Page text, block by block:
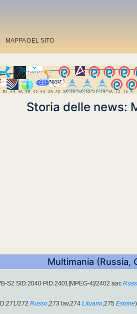
MAPPA DEL SITO
Storia delle news:
Multimania (Russia,
S2 SID:2040 PID:2401[MPEG-4]/2402 aac
272 Russo,273 lav,274 Lituano,275 Estone)